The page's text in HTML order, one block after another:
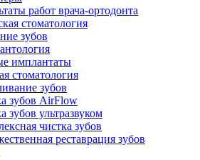
работ врача-ортодонта
стоматология
зубов
имплантаты
стоматология
зубов
зубов AirFlow
зубов ультразвуком
чистка зубов
реставрация зубов